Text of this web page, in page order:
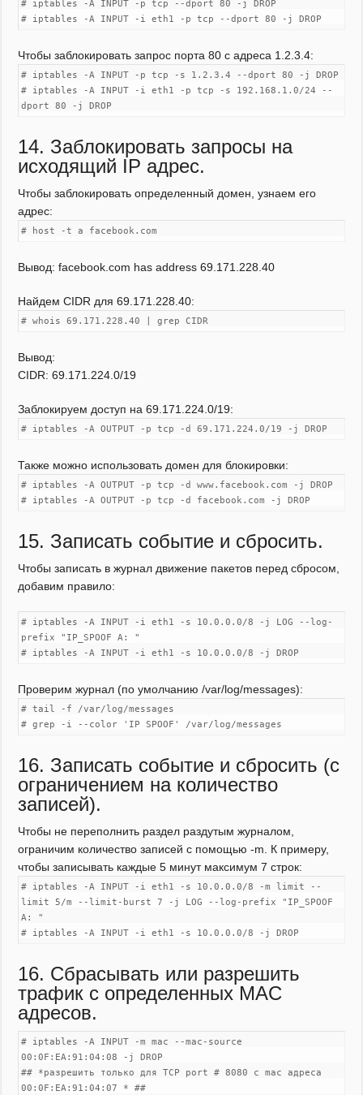
# iptables -A INPUT -p tcp --dport 80 -j DROP
# iptables -A INPUT -i eth1 -p tcp --dport 80 -j DROP
Чтобы заблокировать запрос порта 80 с адреса 1.2.3.4:
# iptables -A INPUT -p tcp -s 1.2.3.4 --dport 80 -j DROP
# iptables -A INPUT -i eth1 -p tcp -s 192.168.1.0/24 --
dport 80 -j DROP
14. Заблокировать запросы на
исходящий IP адрес.
Чтобы заблокировать определенный домен, узнаем его
адрес:
# host -t a facebook.com
Вывод: facebook.com has address 69.171.228.40
Найдем CIDR для 69.171.228.40:
# whois 69.171.228.40 | grep CIDR
Вывод:
CIDR: 69.171.224.0/19
Заблокируем доступ на 69.171.224.0/19:
# iptables -A OUTPUT -p tcp -d 69.171.224.0/19 -j DROP
Также можно использовать домен для блокировки:
# iptables -A OUTPUT -p tcp -d www.fаcebook.com -j DROP
# iptables -A OUTPUT -p tcp -d fаcebook.com -j DROP
15. Записать событие и сбросить.
Чтобы записать в журнал движение пакетов перед сбросом,
добавим правило:
# iptables -A INPUT -i eth1 -s 10.0.0.0/8 -j LOG --log-
prefix "IP_SPOOF A: "
# iptables -A INPUT -i eth1 -s 10.0.0.0/8 -j DROP
Проверим журнал (по умолчанию /var/log/messages):
# tail -f /var/log/messages
# grep -i --color 'IP SPOOF' /var/log/messages
16. Записать событие и сбросить (с
ограничением на количество
записей).
Чтобы не переполнить раздел раздутым журналом,
ограничим количество записей с помощью -m. К примеру,
чтобы записывать каждые 5 минут максимум 7 строк:
# iptables -A INPUT -i eth1 -s 10.0.0.0/8 -m limit --
limit 5/m --limit-burst 7 -j LOG --log-prefix "IP_SPOOF
A: "
# iptables -A INPUT -i eth1 -s 10.0.0.0/8 -j DROP
16. Сбрасывать или разрешить
трафик с определенных MAC
адресов.
# iptables -A INPUT -m mac --mac-source
00:0F:EA:91:04:08 -j DROP
## *разрешить только для TCP port # 8080 с mac адреса
00:0F:EA:91:04:07 * ##